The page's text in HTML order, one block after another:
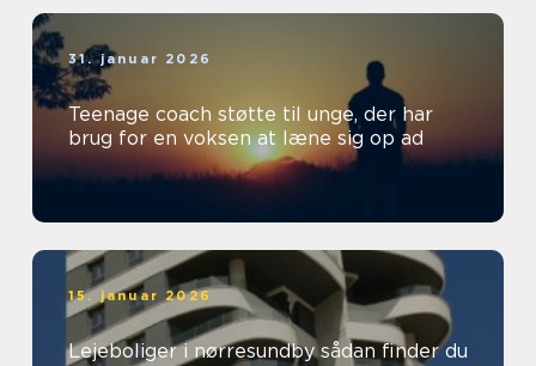
31. januar 2026
Teenage coach støtte til unge, der har
brug for en voksen at læne sig op ad
15. januar 2026
Lejeboliger i nørresundby sådan finder du